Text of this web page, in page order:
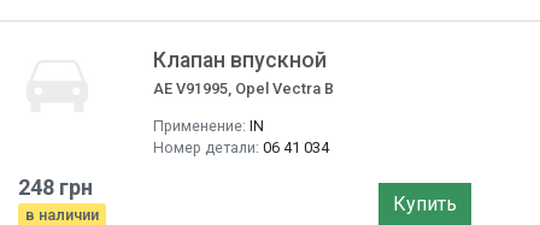
Клапан впускной
AE V91995, Opel Vectra B
Применение: IN
Номер детали: 06 41 034
248 грн
в наличии Купить